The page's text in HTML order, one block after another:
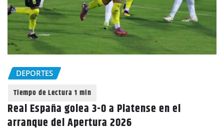
DEPORTES
Real España golea 3-0 a Platense en el
arranque del Apertura 2026